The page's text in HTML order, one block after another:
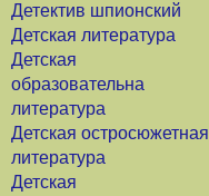
Детектив шпионский
Детская литература
Детская
образовательна
литература
Детская остросюжетная
литература
Детская